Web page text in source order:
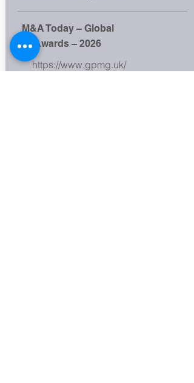
M&A Today – Global
Awards – 2026
https://www.gpmg.uk/